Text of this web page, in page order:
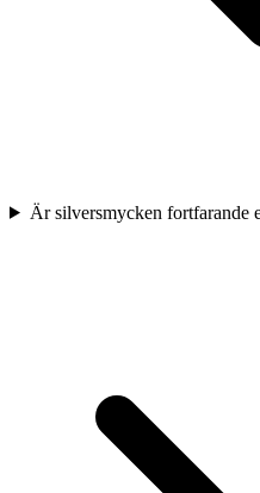
Är silversmycken fortfarande